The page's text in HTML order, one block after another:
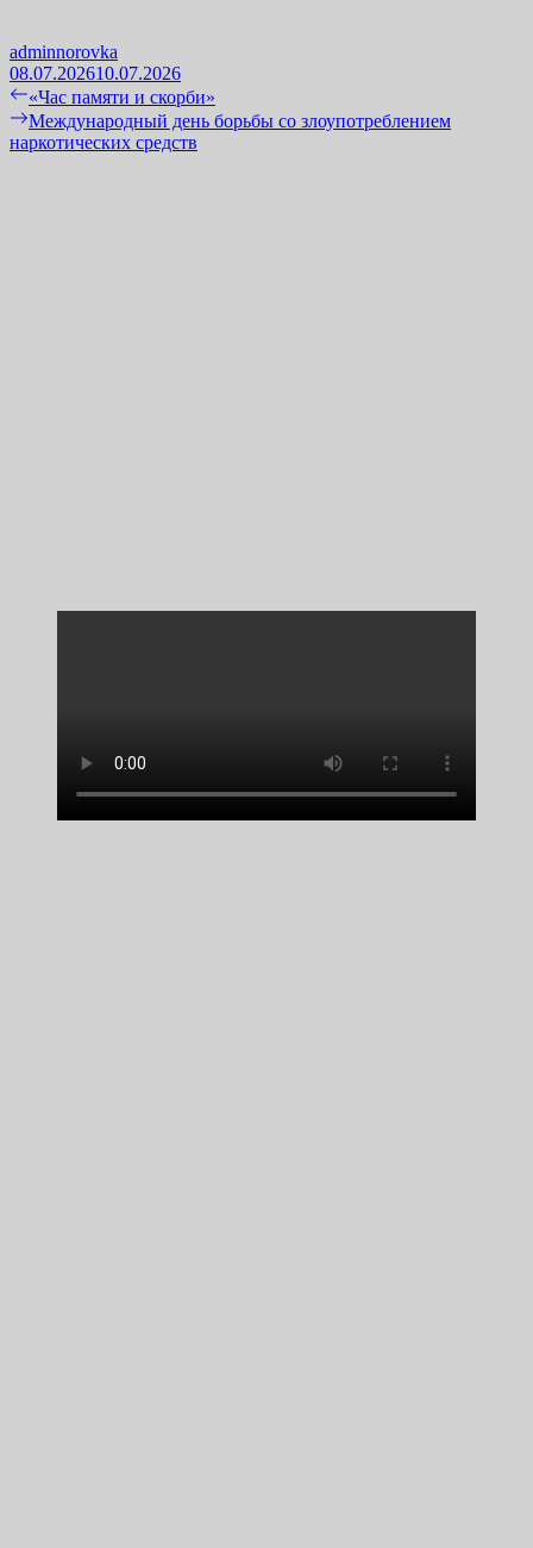
adminnorovka
08.07.202610.07.2026
Навигация
по
Previous
post:
«Час памяти и скорби»
Next
post:
Международный день борьбы со злоупотреблением
наркотических средств